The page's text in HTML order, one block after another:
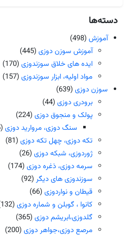
دسته‌ها
آموزش (498)
آموزش سوزن دوزی (445)
ایده های خلاق سوزندوزی (170)
مواد اولیه، ابزار سوزندوزی (157)
سوزن دوزی (639)
برودری دوزی (44)
پولک و منجوق دوزی (224)
سنگ دوزی، مروارید دوزی(205)
تکه دوزی، چهل تکه دوزی (81)
ژوردوزی، شبکه دوزی (26)
سرمه دوزی، ذغره دوزی (174)
سوزندوزی های دیگر (92)
قیطان و نواردوزی (66)
کانوا ، گوبلن و شماره دوزی (132)
گلدوزی،ابریشم دوزی (365)
مرصع دوزی،جواهر دوزی (200)